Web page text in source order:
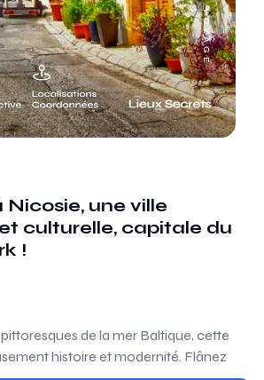
Nicosie, une ville
culturelle, capitale du
!
de la mer Baltique, cette
histoire et modernité. Flânez